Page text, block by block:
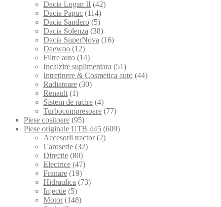
Dacia Logan II (42)
Dacia Papuc (114)
Dacia Sandero (5)
Dacia Solenza (38)
Dacia SuperNova (16)
Daewoo (12)
Filtre auto (14)
Incalzire suplimentara (51)
Intretinere & Cosmetica auto (44)
Radiatoare (30)
Renault (1)
Sistem de racire (4)
Turbocompresoare (77)
Piese cositoare (95)
Piese originale UTB 445 (609)
Accesorii tractor (2)
Caroserie (32)
Directie (80)
Electrice (47)
Franare (19)
Hidraulica (73)
Injectie (5)
Motor (148)